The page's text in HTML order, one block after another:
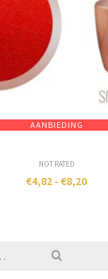
AANBIEDING
NOT RATED
€4,82 - €8,20